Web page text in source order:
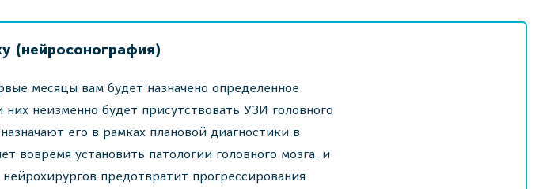
(нейросонография)
месяцы вам будет назначено определенное
неизменно будет присутствовать УЗИ головного
его в рамках плановой диагностики в
вовремя установить патологии головного мозга, и
предотвратит прогрессирования